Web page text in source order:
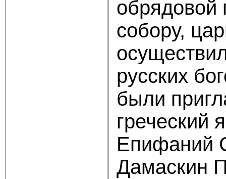
обрядовой
собору,
русских
были
греческий
Епифаний
Дамаскин